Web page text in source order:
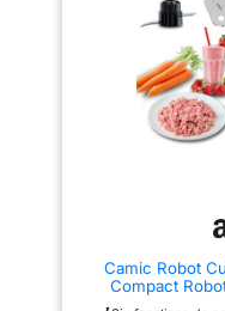
et effilocher les ingrédients
quelques secondes
TECHNOLOGIE AUTO-IQ :
technologie Auto-iQ du robot
cuisine puissant se charge
tout grâce aux cycles
d’impulsions, de pause et
mixage, qui s’ajustent en
d’alimentation et poussoir,
hachoir, lame à pétrir,
réversible découpe/râpe et
mandrin, livret de recettes.
Dimensions : H : xx cm L : xx
Camic Robot
Compact